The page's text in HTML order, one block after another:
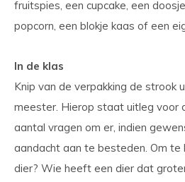
fruitspies, een cupcake, een
popcorn, een blokje kaas of een
In de klas
Knip van de verpakking de strook
meester. Hierop staat uitleg voor
aantal vragen om er, indien
aandacht aan te besteden. Om
dier? Wie heeft een dier dat